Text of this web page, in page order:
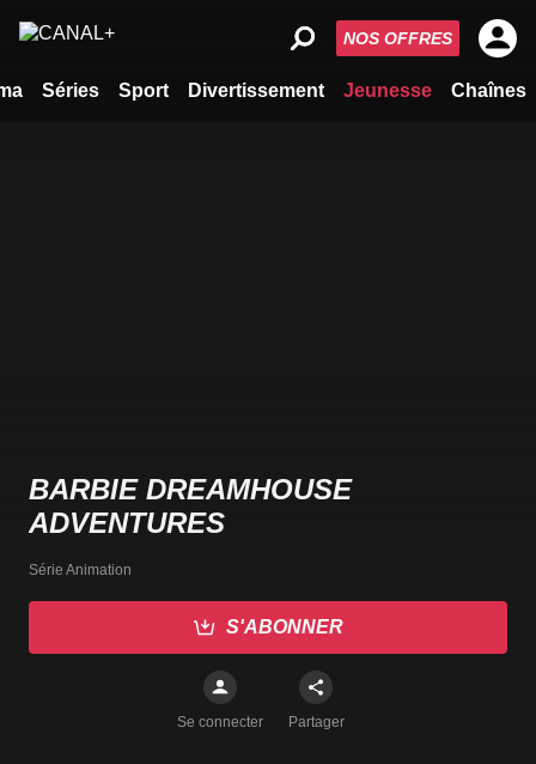
Séries Sport Divertissement Jeunesse Chaînes
NOS OFFRES
BARBIE DREAMHOUSE
ADVENTURES
Série Animation
S'ABONNER
Se connecter Partager